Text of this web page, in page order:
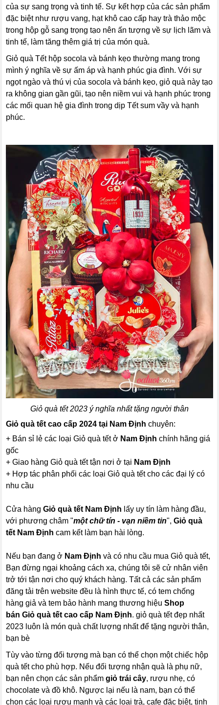
của sự sang trọng và tinh tế. Sự kết hợp của các sản phẩm
đặc biệt như rượu vang, hạt khô cao cấp hay trà thảo mộc
trong hộp gỗ sang trọng tạo nên ấn tượng về sự lịch lãm và
tinh tế, làm tăng thêm giá trị của món quà.
Giỏ quà Tết hộp socola và bánh kẹo thường mang trong
mình ý nghĩa về sự ấm áp và hạnh phúc gia đình. Với sự
ngọt ngào và thú vị của socola và bánh kẹo, giỏ quà này tạo
ra không gian gần gũi, tạo nên niềm vui và hạnh phúc trong
các mối quan hệ gia đình trong dịp Tết sum vầy và hạnh
phúc.
Giỏ quà tết 2023 ý nghĩa nhất tặng người thân
Giỏ quà tết cao cấp 2024 tại Nam Địnhchuyên:
+ Bán sỉ lẻ các loại Giỏ quà tết ở Nam Định chính hãng giá
gốc
+ Giao hàng Giỏ quà tết tận nơi ở tại Nam Định
+ Hợp tác phân phối các loại Giỏ quà tết cho các đại lý có
nhu cầu
Cửa hàngGiỏ quà tết Nam Định lấy uy tín làm hàng đầu,
với phương châm "một chữ tín - vạn niềm tin",Giỏ quà
tết Nam Định cam kết làm bạn hài lòng.
Nếu bạn đang ở Nam Định và có nhu cầu mua Giỏ quà tết,
Bạn đừng ngại khoảng cách xa, chúng tôi sẽ cử nhân viên
trở tới tận nơi cho quý khách hàng. Tất cả các sản phẩm
đăng tải trên website đều là hình thực tế, có tem chống
hàng giả và tem bảo hành mang thương hiệuShop
bán Giỏ quà tết cao cấp Nam Định. giỏ quà tết đẹp nhất
2023 luôn là món quà chất lượng nhất để tặng người thân,
bạn bè
Tùy vào từng đối tượng mà bạn có thể chọn một chiếc hộp
quà tết cho phù hợp. Nếu đối tượng nhận quà là phụ nữ,
bạn nên chọn các sản phẩmgiỏ trái cây, rượu nhẹ, có
chocolate và đồ khô. Ngược lại nếu là nam, bạn có thể
chọn các loại rượu mạnh và các loại trà, cafe đặc biệt, tinh